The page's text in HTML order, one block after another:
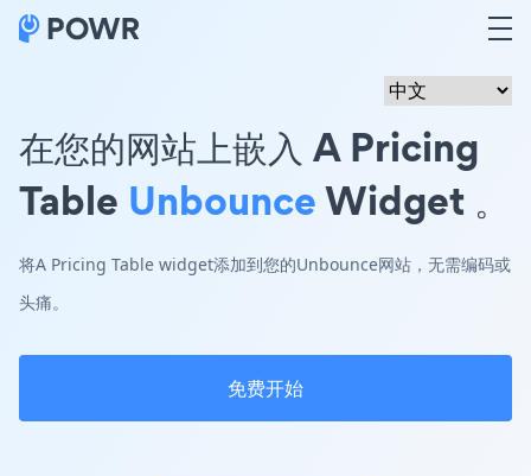
在您的网站上嵌入 A Pricing
Table UnbounceWidget 。
将A Pricing Table widget添加到您的Unbounce网站，无需编码或
头痛。
免费开始